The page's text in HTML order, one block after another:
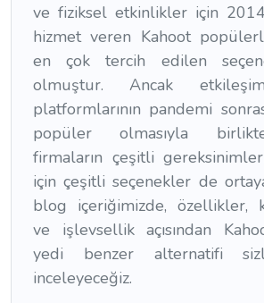
ve fiziksel etkinlikler için 2014
hizmet veren Kahoot
en çok tercih edilen
olmuştur. Ancak
platformlarının pandemi
popüler olmasıyla
firmaların çeşitli
için çeşitli seçenekler de ortaya
blog içeriğimizde, özellikler,
ve işlevsellik açısından
yedi benzer alternatifi
inceleyeceğiz.